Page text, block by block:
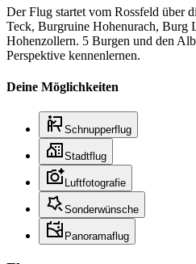
Der Flug startet vom Rossfeld über
Teck, Burgruine Hohenurach, Burg
Hohenzollern. 5 Burgen und den
Perspektive kennenlernen.
Deine Möglichkeiten
Schnupperflug
Stadtflug
Luftfotografie
Sonderwünsche
Panoramaflug